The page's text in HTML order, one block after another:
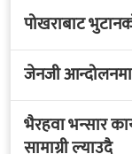
पोखराबाट
जेनजी आन्दोलनमा
भैरहवा भन्सार
सामाग्री ल्याउदै